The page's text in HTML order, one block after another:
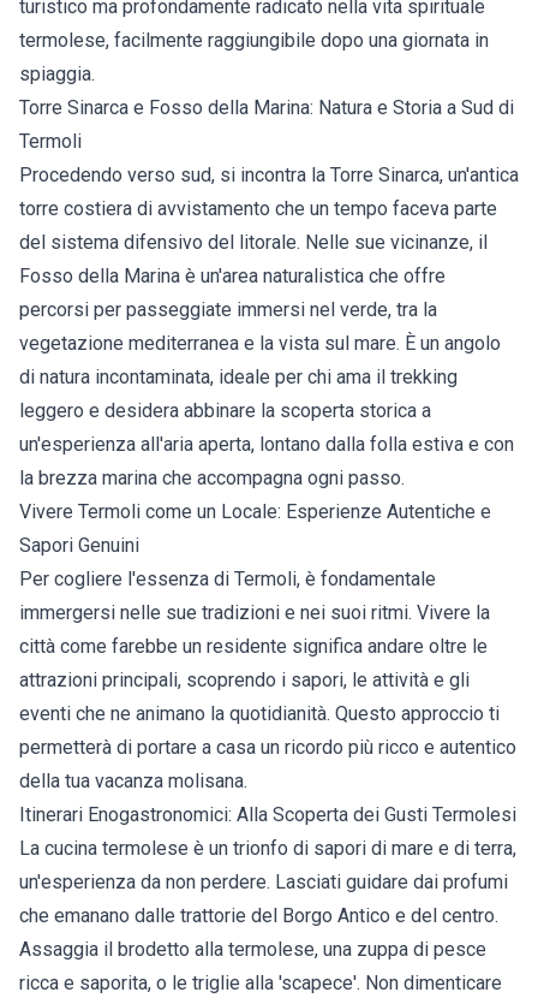
turistico ma profondamente radicato nella vita spirituale
termolese, facilmente raggiungibile dopo una giornata in
spiaggia.
Torre Sinarca e Fosso della Marina: Natura e Storia a Sud di
Termoli
Procedendo verso sud, si incontra la Torre Sinarca, un'antica
torre costiera di avvistamento che un tempo faceva parte
del sistema difensivo del litorale. Nelle sue vicinanze, il
Fosso della Marina è un'area naturalistica che offre
percorsi per passeggiate immersi nel verde, tra la
vegetazione mediterranea e la vista sul mare. È un angolo
di natura incontaminata, ideale per chi ama il trekking
leggero e desidera abbinare la scoperta storica a
un'esperienza all'aria aperta, lontano dalla folla estiva e con
la brezza marina che accompagna ogni passo.
Vivere Termoli come un Locale: Esperienze Autentiche e
Sapori Genuini
Per cogliere l'essenza di Termoli, è fondamentale
immergersi nelle sue tradizioni e nei suoi ritmi. Vivere la
città come farebbe un residente significa andare oltre le
attrazioni principali, scoprendo i sapori, le attività e gli
eventi che ne animano la quotidianità. Questo approccio ti
permetterà di portare a casa un ricordo più ricco e autentico
della tua vacanza molisana.
Itinerari Enogastronomici: Alla Scoperta dei Gusti Termolesi
La cucina termolese è un trionfo di sapori di mare e di terra,
un'esperienza da non perdere. Lasciati guidare dai profumi
che emanano dalle trattorie del Borgo Antico e del centro.
Assaggia il brodetto alla termolese, una zuppa di pesce
ricca e saporita, o le triglie alla 'scapece'. Non dimenticare